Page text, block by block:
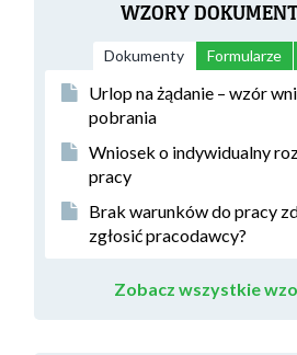
WZORY
Dokumenty Formularze
Urlop na żądanie – wzór
pobrania
Wniosek o indywidualny
pracy
Brak warunków do pracy
zgłosić pracodawcy?
Zobacz wszystkie